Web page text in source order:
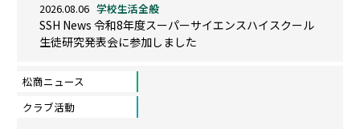
2026.08.06 学校生活全般
SSH News 令和8年度スーパーサイエンスハイスクール
生徒研究発表会に参加しました
松商ニュース
クラブ活動